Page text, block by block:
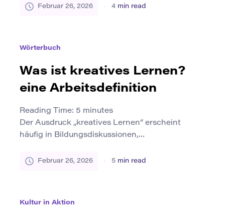
einfach das, was bereits vorhanden ist,
ist das Ergebnis von Gewohnheiten,
Umgebungen, kognitiven Strategien und […]
Februar 26, 2026 4 min read
Wörterbuch
Was ist kreatives Lernen?
eine Arbeitsdefinition
Reading Time: 5 minutes
Der Ausdruck „kreatives Lernen“ erscheint
häufig in Bildungsdiskussionen,
Die Schulen behaupten, es zu fördern. Die
Februar 26, 2026 5 min read
Kultur in Aktion